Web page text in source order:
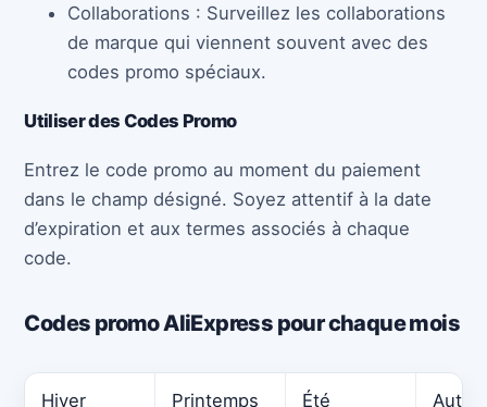
Collaborations : Surveillez les collaborations
de marque qui viennent souvent avec des
codes promo spéciaux.
Utiliser des Codes Promo
Entrez le code promo au moment du paiement
dans le champ désigné. Soyez attentif à la date
d’expiration et aux termes associés à chaque
code.
Codes promo AliExpress pour chaque mois
Hiver Printemps Été